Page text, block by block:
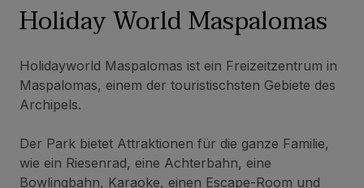
Holiday World Maspalomas
Holidayworld Maspalomas ist ein Freizeitzentrum in
Maspalomas, einem der touristischsten Gebiete des
Archipels.
Der Park bietet Attraktionen für die ganze Familie,
wie ein Riesenrad, eine Achterbahn, eine
Bowlingbahn, Karaoke, einen Escape-Room und